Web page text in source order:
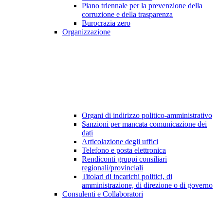
Piano triennale per la prevenzione della
corruzione e della trasparenza
Burocrazia zero
Organizzazione
Organi di indirizzo politico-amministrativo
Sanzioni per mancata comunicazione dei
dati
Articolazione degli uffici
Telefono e posta elettronica
Rendiconti gruppi consiliari
regionali/provinciali
Titolari di incarichi politici, di
amministrazione, di direzione o di governo
Consulenti e Collaboratori